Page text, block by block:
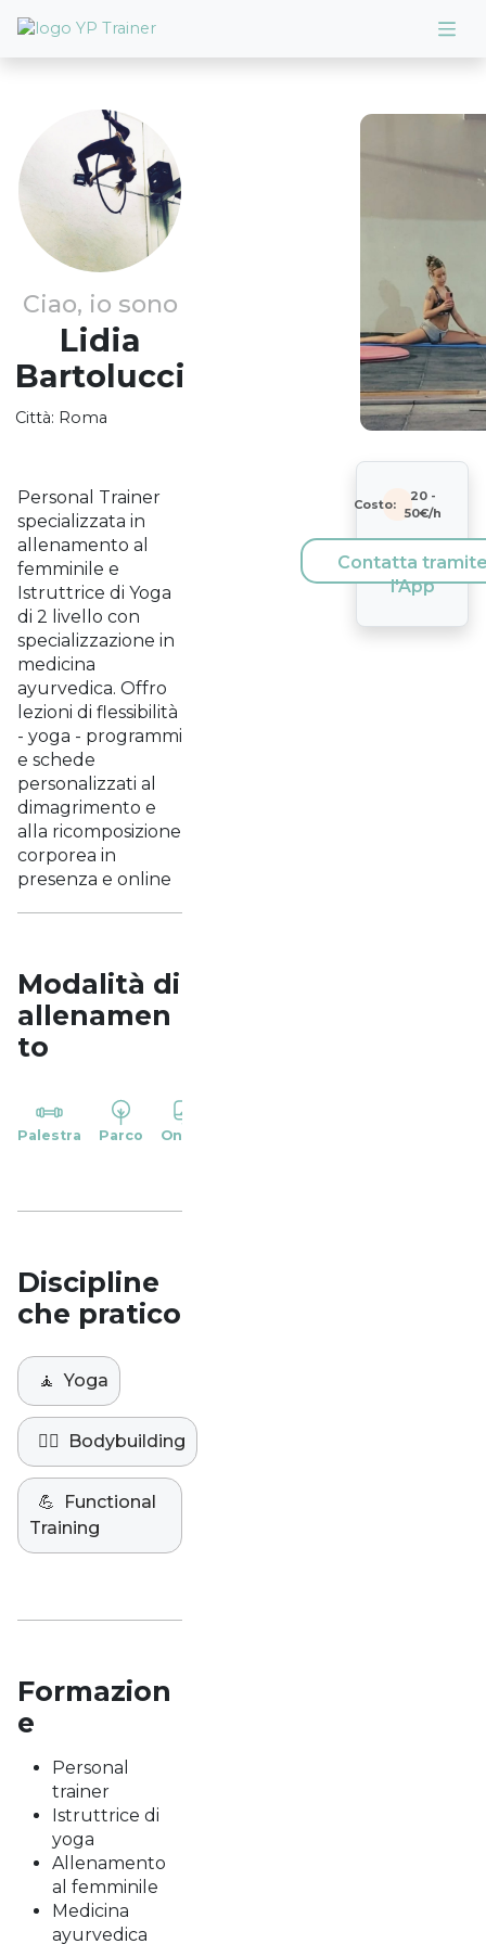
Ciao, io sono
Lidia
Bartolucci
Città: Roma
Personal Trainer
specializzata in
allenamento al
femminile e
Istruttrice di Yoga
di 2 livello con
specializzazione in
medicina
ayurvedica. Offro
lezioni di flessibilità
- yoga - programmi
e schede
personalizzati al
dimagrimento e
alla ricomposizione
corporea in
presenza e online
Modalità di
allenamen
to
Palestra Parco Online
Discipline
che pratico
🧘 Yoga
🏋️‍♀️ Bodybuilding
💪
Functional
Training
Formazion
e
Personal
trainer
Istruttrice di
yoga
Allenamento
al femminile
Medicina
ayurvedica
Costo:
20 -
50€/h
Contatta
l'App